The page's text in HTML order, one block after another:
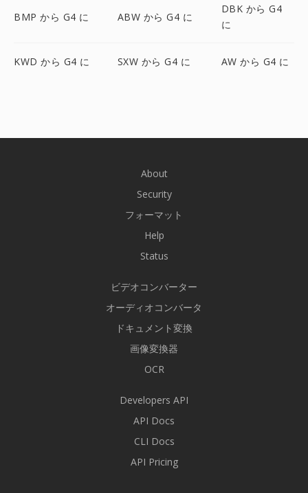
BMP から G4 に ABW から G4 に
DBK から G4
に
KWD から G4 に SXW から G4 に AW から G4 に
About
Security
フォーマット
Help
Status
ビデオコンバーター
オーディオコンバータ
ドキュメント変換
画像変換器
OCR
Developers API
API Docs
CLI Docs
API Pricing